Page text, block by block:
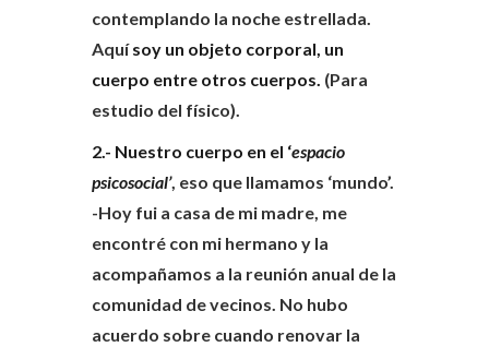
contemplando la noche estrellada.
Aquísoy un objeto corporal, un
cuerpo entre otros cuerpos. (Para
estudio del físico).
2.- Nuestro cuerpo en el ‘espacio
psicosocial’, eso que llamamos ‘mundo’.
-Hoy fui a casa de mi madre, me
encontré con mi hermano y la
acompañamos a la reunión anual de la
comunidad de vecinos. No hubo
acuerdo sobre cuando renovar la